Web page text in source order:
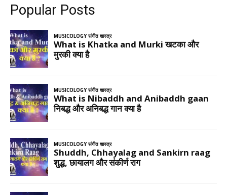
Popular Posts